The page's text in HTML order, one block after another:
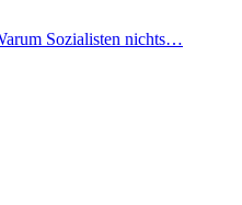
Sozialisten nichts…